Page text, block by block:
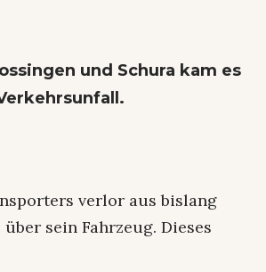
und Schura kam es
verlor aus bislang
sein Fahrzeug. Dieses